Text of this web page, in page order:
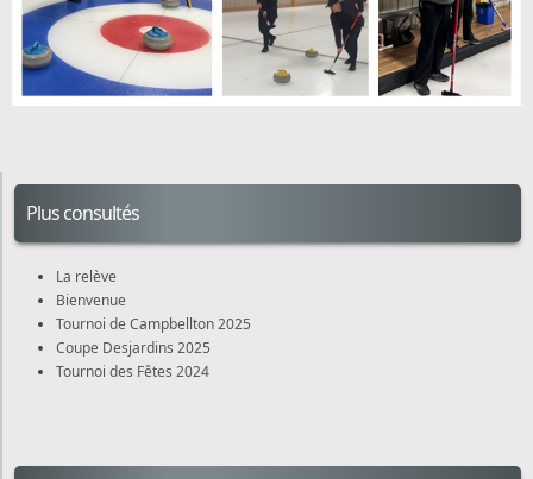
Plus consultés
La relève
Bienvenue
Tournoi de Campbellton 2025
Coupe Desjardins 2025
Tournoi des Fêtes 2024